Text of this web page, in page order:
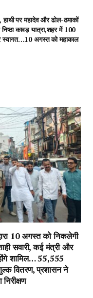
पर महादेव और ढोल-ढमाकों
कावड़ यात्रा,शहर में 100
स्वागत…10 अगस्त को महाकाल
10 अगस्त को निकलेगी
सवारी, कई मंत्री और
शामिल… 55,555
वितरण, प्रशासन ने